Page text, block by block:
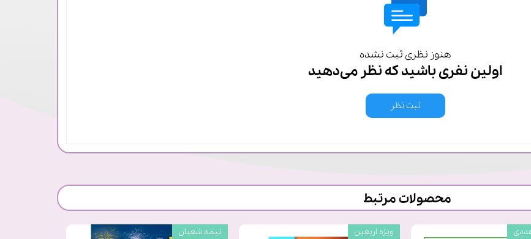
هنوز نظری ثبت نشده
اولین نفری باشید که نظر می‌دهید
ثبت نظر
محصولات مرتبط
نیمه شعبان ویژه اربعین